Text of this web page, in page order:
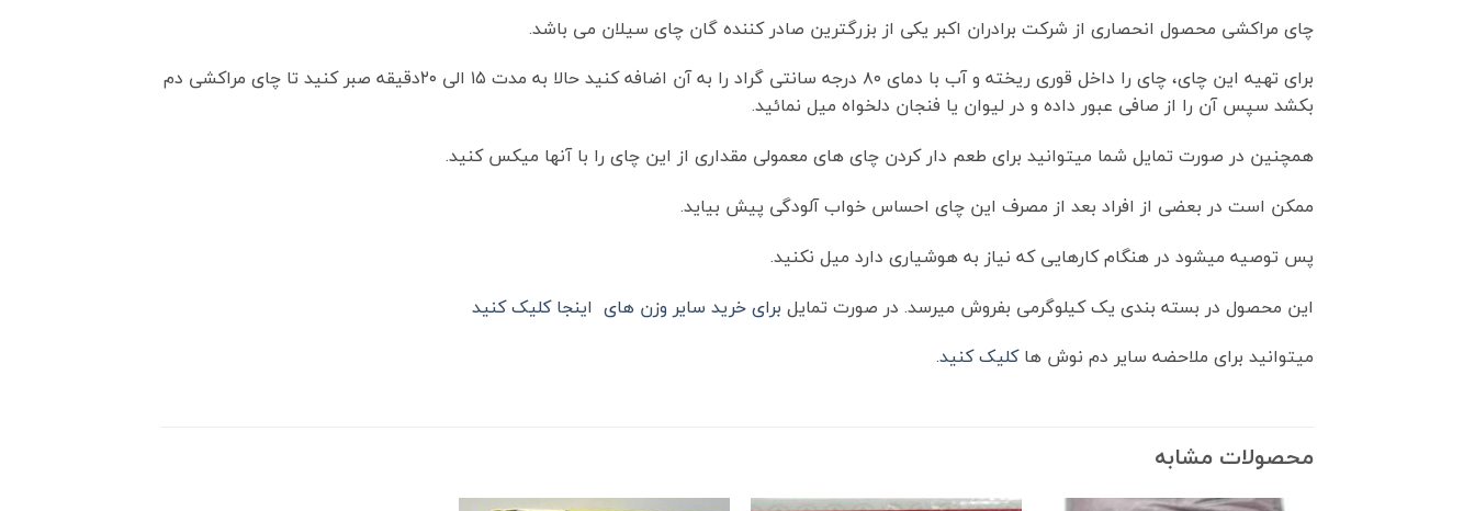
چای مراکشی محصول انحصاری از شرکت برادران اکبر یکی از بزرگترین صادر کننده گان چای سیلان می باشد.
برای تهیه این چای، چای را داخل قوری ریخته و آب با دمای ۸۰ درجه سانتی گراد را به آن اضافه کنید حالا به مدت ۱۵ الی ۲۰دقیقه صبر کنید تا چای مراکشی دم
بکشد سپس آن را از صافی عبور داده و در لیوان یا فنجان دلخواه میل نمائید.
همچنین در صورت تمایل شما میتوانید برای طعم دار کردن چای های معمولی مقداری از این چای را با آنها میکس کنید.
ممکن است در بعضی از افراد بعد از مصرف این چای احساس خواب آلودگی پیش بیاید.
پس توصیه میشود در هنگام کارهایی که نیاز به هوشیاری دارد میل نکنید.
این محصول در بسته بندی یک کیلوگرمی بفروش میرسد. در صورت تمایل برای خرید سایر وزن های اینجا کلیک کنید
میتوانید برای ملاحضه سایر دم نوش هاکلیک کنید.
محصولات مشابه